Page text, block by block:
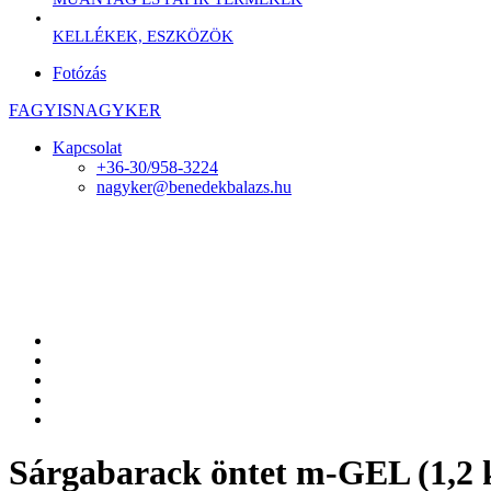
KELLÉKEK, ESZKÖZÖK
Fotózás
FAGYISNAGYKER
Kapcsolat
+36-30/958-3224
nagyker@benedekbalazs.hu
Sárgabarack öntet m-GEL (1,2